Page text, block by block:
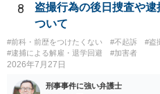
8
盗撮行為の後日捜査や
ついて
#前科・前歴をつけたくない #不起訴
#盗
#逮捕による解雇・退学回避
#加害者
2026年7月27日
刑事事件に強い弁護士